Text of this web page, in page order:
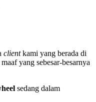
clientkami yang berada di
yang sebesar-besarnya
sedang dalam